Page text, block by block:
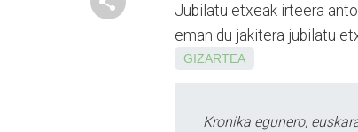
Jubilatu etxeak irteera
eman du jakitera jubilatu
GIZARTEA
Kronika egunero,